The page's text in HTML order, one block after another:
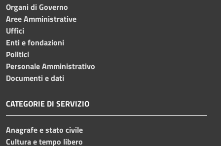
Organi di Governo
Aree Amministrative
Uffici
Enti e fondazioni
Politici
Personale Amministrativo
Documenti e dati
CATEGORIE DI SERVIZIO
Anagrafe e stato civile
Cultura e tempo libero